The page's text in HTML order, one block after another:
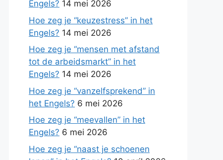
Engels? 14 mei 2026
Hoe zeg je “keuzestress” in het
Engels? 14 mei 2026
Hoe zeg je “mensen met afstand
tot de arbeidsmarkt” in het
Engels? 14 mei 2026
Hoe zeg je “vanzelfsprekend” in
het Engels? 6 mei 2026
Hoe zeg je “meevallen” in het
Engels? 6 mei 2026
Hoe zeg je “naast je schoenen